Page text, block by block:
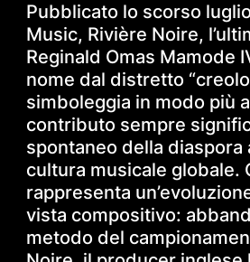
Pubblicato lo scorso
Music, Rivière Noire,
Reginald Omas Mamode
nome dal distretto
simboleggia in modo più
contributo sempre
spontaneo della diaspora
cultura musicale globale.
rappresenta
vista compositivo:
metodo del